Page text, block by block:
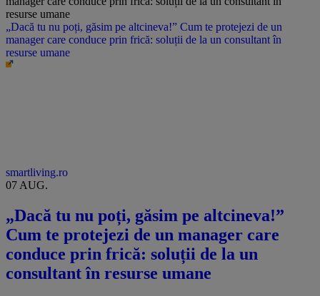
„Dacă tu nu poți, găsim pe altcineva!” Cum te protejezi de un
manager care conduce prin frică: soluții de la un consultant în
resurse umane
smartliving.ro
07 AUG.
„Dacă tu nu poți, găsim pe altcineva!”
Cum te protejezi de un manager care
conduce prin frică: soluții de la un
consultant în resurse umane